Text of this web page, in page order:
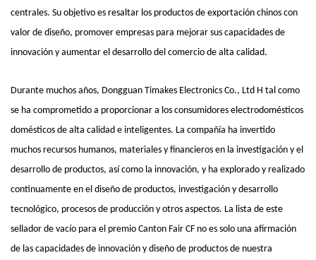
centrales. Su objetivo es resaltar los productos de exportación chinos con
valor de diseño, promover empresas para mejorar sus capacidades de
innovación y aumentar el desarrollo del comercio de alta calidad.
Durante muchos años, Dongguan Timakes Electronics Co., Ltd H tal como
se ha comprometido a proporcionar a los consumidores electrodomésticos
domésticos de alta calidad e inteligentes. La compañía ha invertido
muchos recursos humanos, materiales y financieros en la investigación y el
desarrollo de productos, así como la innovación, y ha explorado y realizado
continuamente en el diseño de productos, investigación y desarrollo
tecnológico, procesos de producción y otros aspectos. La lista de este
sellador de vacío para el premio Canton Fair CF no es solo una afirmación
de las capacidades de innovación y diseño de productos de nuestra